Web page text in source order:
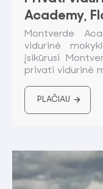
Academy,
Montverde
vidurinė
įsikūrusi
privati vidurinė
PLAČIAU